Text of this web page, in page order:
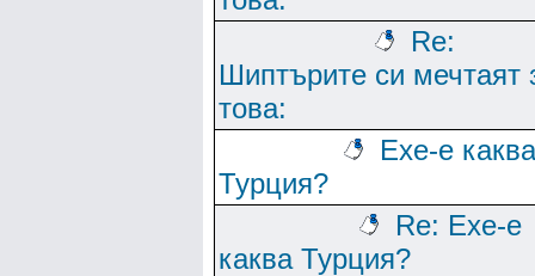
Re:
Шиптърите си мечтаят
това:
Ехе-е каква
Турция?
Re: Ехе-е
каква Турция?